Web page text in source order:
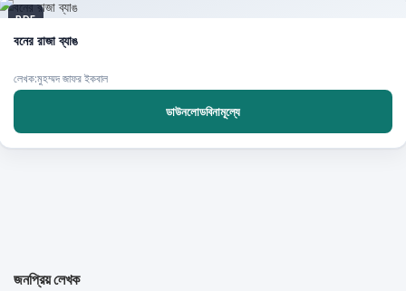
PDF
বনের রাজা ব্যাঙ
লেখক:মুহম্মদ জাফর ইকবাল
ডাউনলোডবিনামূল্যে
জনপ্রিয় লেখক